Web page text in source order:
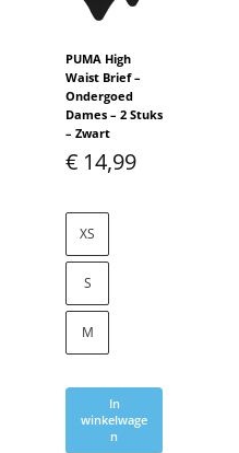
PUMA High
Waist Brief –
Ondergoed
Dames – 2 Stuks
– Zwart
€ 14,99
XS
S
M
In
winkelwage
n